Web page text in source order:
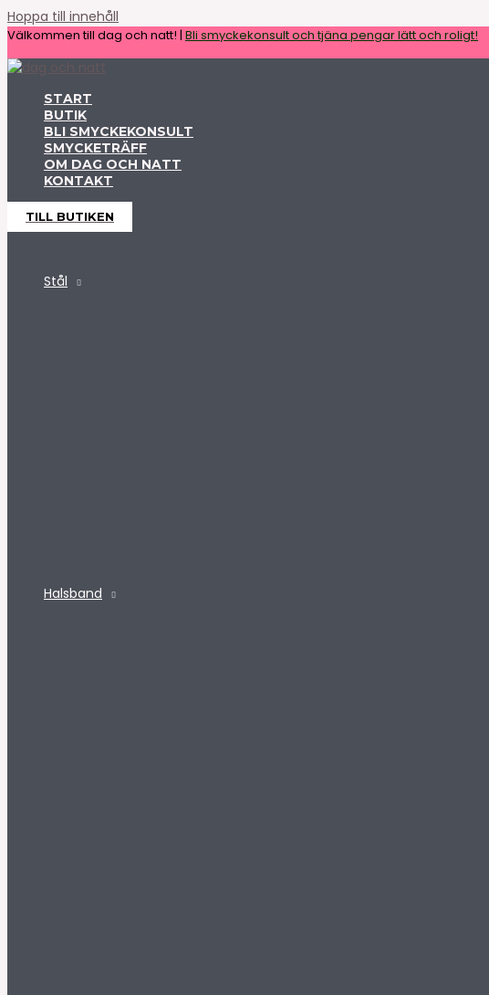
Hoppa till innehåll
Välkommen till dag och natt! | Bli smyckekonsult och tjäna pengar lätt och roligt!
START
BUTIK
BLI SMYCKEKONSULT
SMYCKETRÄFF
OM DAG OCH NATT
KONTAKT
TILL BUTIKEN
Stål
Halsband